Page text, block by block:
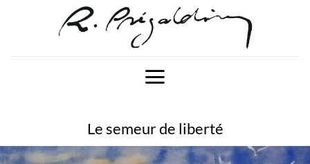
Le semeur de liberté